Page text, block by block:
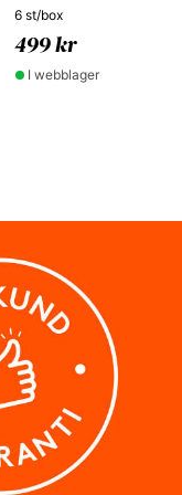
6 st/box
499 kr
I webblager